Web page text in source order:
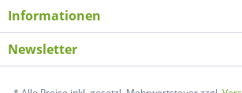
Informationen
Newsletter